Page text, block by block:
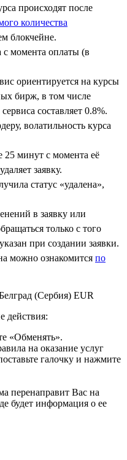
происходят после
количества
блокчейне.
с момента оплаты (в
ориентируется на курсы
бирж, в том числе
составляет 0.8%.
волатильность курса
25 минут с момента её
заявку.
статус «удалена»,
в заявку или
только с того
при создании заявки.
можно ознакомится по
(Сербия) EUR
действия:
«Обменять».
на оказание услуг
галочку и нажмите
перенаправит Вас на
будет информация о ее